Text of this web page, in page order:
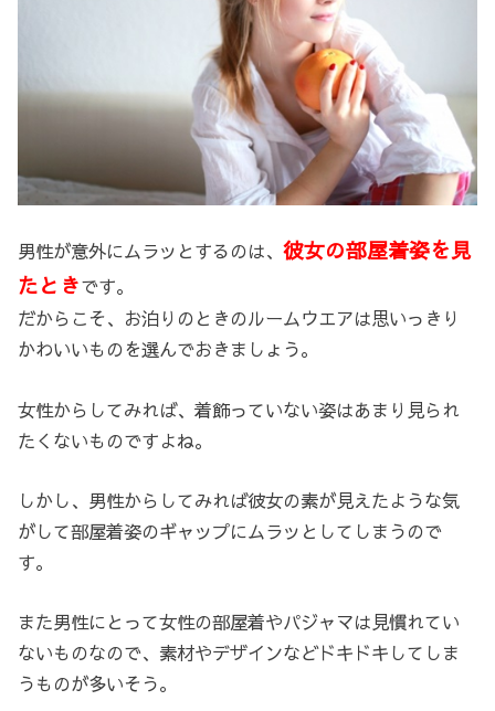
男性が意外にムラッとするのは、彼女の部屋着姿を見
たときです。
だからこそ、お泊りのときのルームウエアは思いっきり
かわいいものを選んでおきましょう。
女性からしてみれば、着飾っていない姿はあまり見られ
たくないものですよね。
しかし、男性からしてみれば彼女の素が見えたような気
がして部屋着姿のギャップにムラッとしてしまうので
す。
また男性にとって女性の部屋着やパジャマは見慣れてい
ないものなので、素材やデザインなどドキドキしてしま
うものが多いそう。